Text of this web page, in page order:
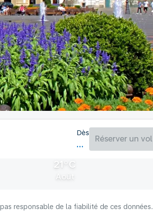
21°C
Août
Dès
Réserver un vol
responsable de la fiabilité de ces données.